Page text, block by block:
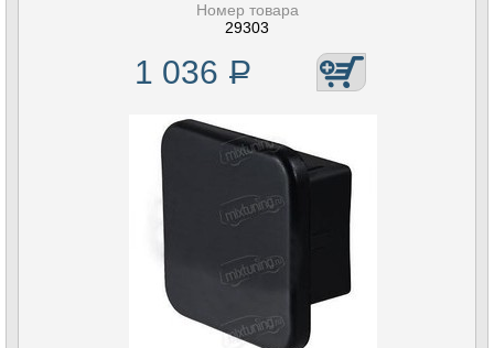
Номер товара
29303
1 036 Р